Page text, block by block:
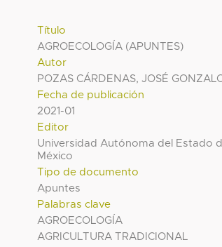
Título
AGROECOLOGÍA (APUNTES)
Autor
POZAS CÁRDENAS, JOSÉ
Fecha de publicación
2021-01
Editor
Universidad Autónoma del Estado
México
Tipo de documento
Apuntes
Palabras clave
AGROECOLOGÍA
AGRICULTURA TRADICIONAL